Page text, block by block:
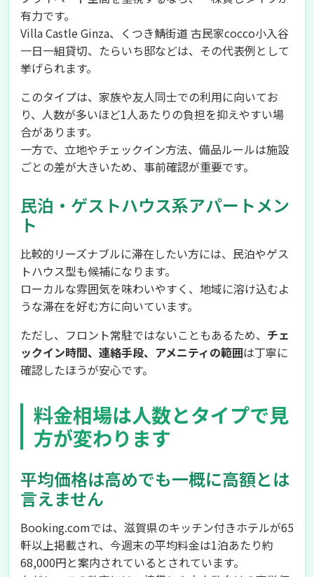
有力です。
Villa Castle Ginza、くつき鯖街道 古民家cocco小入谷
一日一組貸切、たらいち邸などは、その代表例として
挙げられます。
このタイプは、家族や友人同士での利用に向いてお
り、人数が多いほど1人あたりの負担を抑えやすい場
合があります。
一方で、立地やチェックイン方法、備品ルールは施設
ごとの差が大きいため、事前確認が重要です。
民泊・ゲストハウス系アパートメン
ト
比較的リーズナブルに滞在したい方には、民泊やゲス
トハウス型も候補になります。
ローカルな雰囲気を味わいやすく、地域に溶け込むよ
うな滞在を好む方に向いています。
ただし、フロント常駐ではないこともあるため、 チェ
ックイン時間、連絡手段、アメニティの範囲は丁寧に
確認したほうが安心です。
料金相場は人数とタイプで見
方が変わります
平均価格は高めでも一概に高額とは
言えません
Booking.comでは、滋賀県のキッチン付きホテルが65
軒以上掲載され、今週末の平均料金は1泊あたり約
68,000円と案内されているとされています。